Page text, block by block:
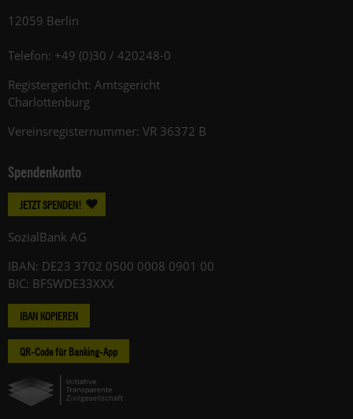
12059 Berlin
Telefon: +49 (0)30 / 420248-0
Registergericht: Amtsgericht
Charlottenburg
Vereinsregisternummer: VR 36372 B
Spendenkonto
JETZT SPENDEN!
SozialBank AG
IBAN: DE23 3702 0500 0008 0901 00
BIC: BFSWDE33XXX
IBAN KOPIEREN
QR-Code für Banking-App